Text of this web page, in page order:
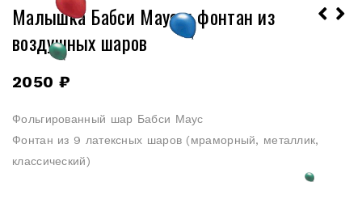
Малышка Бабси Маус и фонтан из
воздушных шаров
2050 ₽
Фольгированный шар Бабси Маус
Фонтан из 9 латексных шаров (мраморный, металлик,
классический)